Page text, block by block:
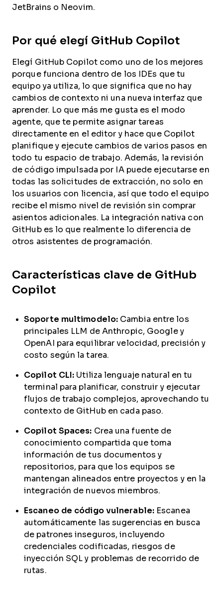
JetBrains o Neovim.
Por qué elegí GitHub Copilot
Elegí GitHub Copilot como uno de los mejores
porque funciona dentro de los IDEs que tu
equipo ya utiliza, lo que significa que no hay
cambios de contexto ni una nueva interfaz que
aprender. Lo que más me gusta es el modo
agente, que te permite asignar tareas
directamente en el editor y hace que Copilot
planifique y ejecute cambios de varios pasos en
todo tu espacio de trabajo. Además, la revisión
de código impulsada por IA puede ejecutarse en
todas las solicitudes de extracción, no solo en
los usuarios con licencia, así que todo el equipo
recibe el mismo nivel de revisión sin comprar
asientos adicionales. La integración nativa con
GitHub es lo que realmente lo diferencia de
otros asistentes de programación.
Características clave de GitHub
Copilot
Soporte multimodelo: Cambia entre los
principales LLM de Anthropic, Google y
OpenAI para equilibrar velocidad, precisión y
costo según la tarea.
Copilot CLI: Utiliza lenguaje natural en tu
terminal para planificar, construir y ejecutar
flujos de trabajo complejos, aprovechando tu
contexto de GitHub en cada paso.
Copilot Spaces: Crea una fuente de
conocimiento compartida que toma
información de tus documentos y
repositorios, para que los equipos se
mantengan alineados entre proyectos y en la
integración de nuevos miembros.
Escaneo de código vulnerable:Escanea
automáticamente las sugerencias en busca
de patrones inseguros, incluyendo
credenciales codificadas, riesgos de
inyección SQL y problemas de recorrido de
rutas.